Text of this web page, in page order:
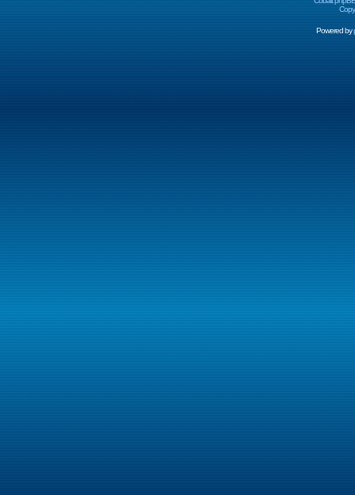
Powered by